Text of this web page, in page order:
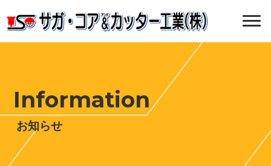
Information
お知らせ